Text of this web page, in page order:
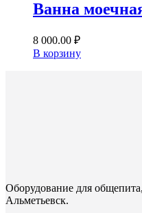
Ванна
8 000.00 ₽
В корзину
Оборудование для
Альметьевск.